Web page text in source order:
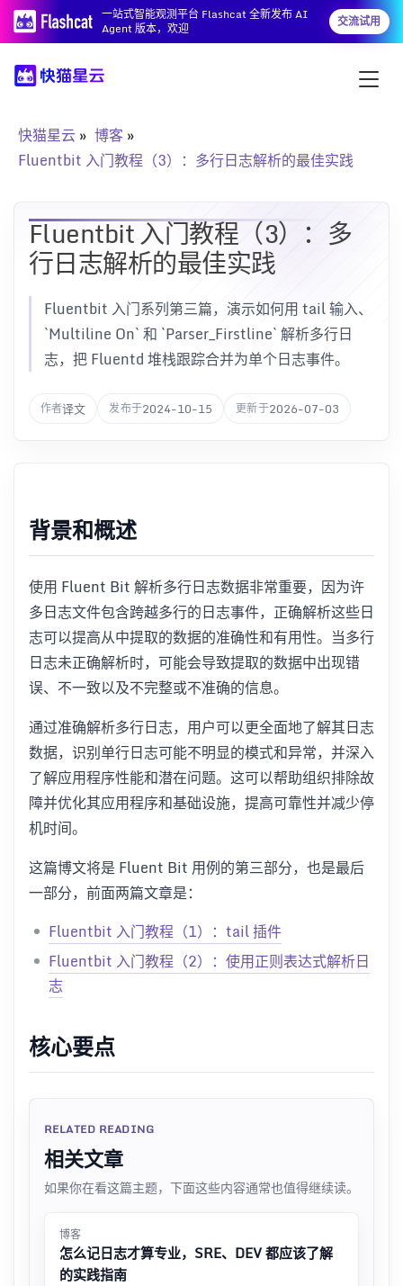
一站式智能观测平台 Flashcat 全新发布 AI
Agent 版本，欢迎
交流试用
快猫星云
博客
Fluentbit 入门教程（3）：多行日志解析的最佳实践
Fluentbit 入门教程（3）：多
行日志解析的最佳实践
Fluentbit 入门系列第三篇，演示如何用 tail 输入、
`Multiline On` 和 `Parser_Firstline` 解析多行日
志，把 Fluentd 堆栈跟踪合并为单个日志事件。
作者译文 发布于2024-10-15 更新于2026-07-03
背景和概述
使用 Fluent Bit 解析多行日志数据非常重要，因为许
多日志文件包含跨越多行的日志事件，正确解析这些日
志可以提高从中提取的数据的准确性和有用性。当多行
日志未正确解析时，可能会导致提取的数据中出现错
误、不一致以及不完整或不准确的信息。
通过准确解析多行日志，用户可以更全面地了解其日志
数据，识别单行日志可能不明显的模式和异常，并深入
了解应用程序性能和潜在问题。这可以帮助组织排除故
障并优化其应用程序和基础设施，提高可靠性并减少停
机时间。
这篇博文将是 Fluent Bit 用例的第三部分，也是最后
一部分，前面两篇文章是：
Fluentbit 入门教程（1）：tail 插件
Fluentbit 入门教程（2）：使用正则表达式解析日
志
核心要点
RELATED READING
相关文章
如果你在看这篇主题，下面这些内容通常也值得继续读。
博客
怎么记日志才算专业，SRE、DEV 都应该了解
的实践指南